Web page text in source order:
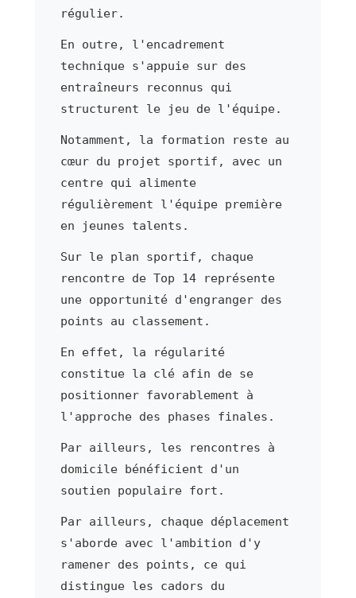
régulier.
En outre, l'encadrement
technique s'appuie sur des
entraîneurs reconnus qui
structurent le jeu de l'équipe.
Notamment, la formation reste au
cœur du projet sportif, avec un
centre qui alimente
régulièrement l'équipe première
en jeunes talents.
Sur le plan sportif, chaque
rencontre de Top 14 représente
une opportunité d'engranger des
points au classement.
En effet, la régularité
constitue la clé afin de se
positionner favorablement à
l'approche des phases finales.
Par ailleurs, les rencontres à
domicile bénéficient d'un
soutien populaire fort.
Par ailleurs, chaque déplacement
s'aborde avec l'ambition d'y
ramener des points, ce qui
distingue les cadors du